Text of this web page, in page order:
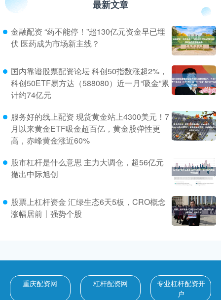
最新文章
金融配资 “药不能停！”超130亿元资金早已埋
伏 医药成为市场新主线？
国内靠谱股票配资论坛 科创50指数涨超2%，
科创50ETF易方达（588080）近一月“吸金”累
计约74亿元
服务好的线上配资 现货黄金站上4300美元！7
月以来黄金ETF吸金超百亿，黄金股弹性更
高，赤峰黄金涨近60%
股市杠杆是什么意思 主力大调仓，超56亿元
撤出中际旭创
股票上杠杆资金 汇绿生态6天5板，CRO概念
涨幅居前丨强势个股
重庆配资网 杠杆配资网
专业杠杆配资开
户